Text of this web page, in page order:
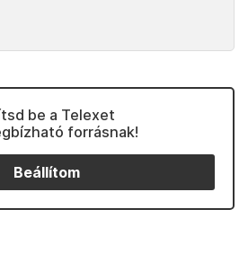
be a Telexet
forrásnak!
Beállítom